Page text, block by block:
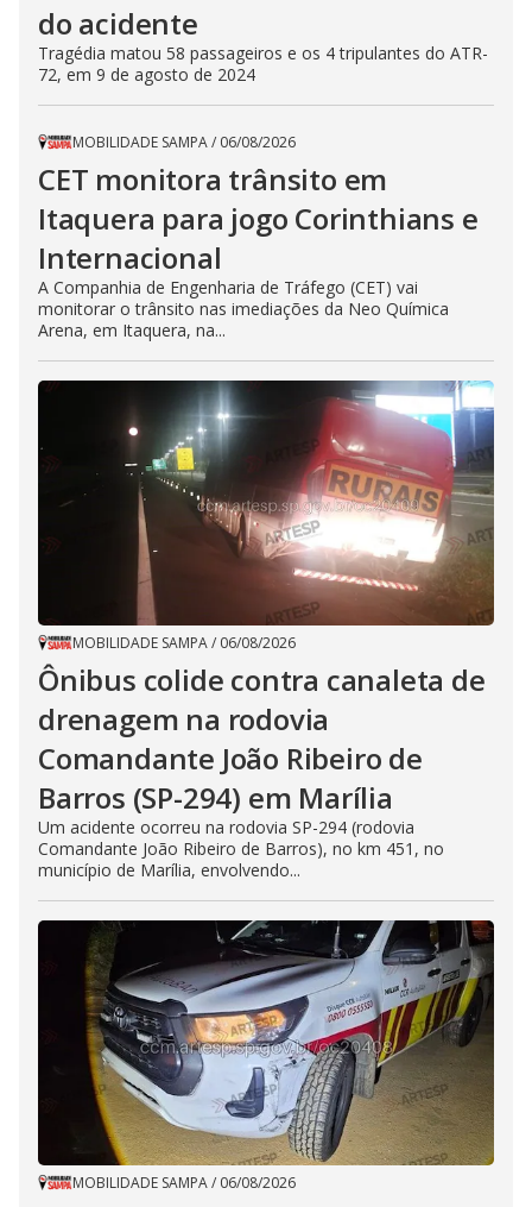
do acidente
Tragédia matou 58 passageiros e os 4 tripulantes do ATR-
72, em 9 de agosto de 2024
MOBILIDADE SAMPA/ 06/08/2026
CET monitora trânsito em
Itaquera para jogo Corinthians e
Internacional
A Companhia de Engenharia de Tráfego (CET) vai
monitorar o trânsito nas imediações da Neo Química
Arena, em Itaquera, na...
MOBILIDADE SAMPA/ 06/08/2026
Ônibus colide contra canaleta de
drenagem na rodovia
Comandante João Ribeiro de
Barros (SP-294) em Marília
Um acidente ocorreu na rodovia SP-294 (rodovia
Comandante João Ribeiro de Barros), no km 451, no
município de Marília, envolvendo...
MOBILIDADE SAMPA/ 06/08/2026